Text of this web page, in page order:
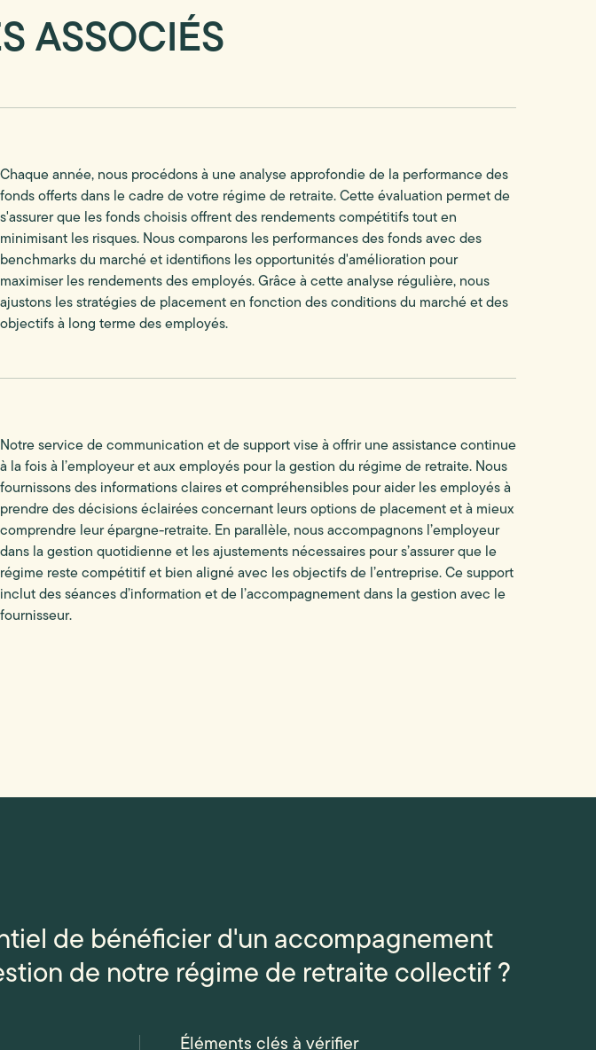
ASSOCIÉS
Chaque année, nous procédons à une analyse approfondie de la performance des
fonds offerts dans le cadre de votre régime de retraite. Cette évaluation permet de
s'assurer que les fonds choisis offrent des rendements compétitifs tout en
minimisant les risques. Nous comparons les performances des fonds avec des
benchmarks du marché et identifions les opportunités d'amélioration pour
maximiser les rendements des employés. Grâce à cette analyse régulière, nous
ajustons les stratégies de placement en fonction des conditions du marché et des
objectifs à long terme des employés.
Notre service de communication et de support vise à offrir une assistance continue
à la fois à l’employeur et aux employés pour la gestion du régime de retraite. Nous
fournissons des informations claires et compréhensibles pour aider les employés à
prendre des décisions éclairées concernant leurs options de placement et à mieux
comprendre leur épargne-retraite. En parallèle, nous accompagnons l’employeur
dans la gestion quotidienne et les ajustements nécessaires pour s’assurer que le
régime reste compétitif et bien aligné avec les objectifs de l’entreprise. Ce support
inclut des séances d’information et de l’accompagnement dans la gestion avec le
fournisseur.
de bénéficier d'un accompagnement
de notre régime de retraite collectif ?
Éléments clés à vérifier